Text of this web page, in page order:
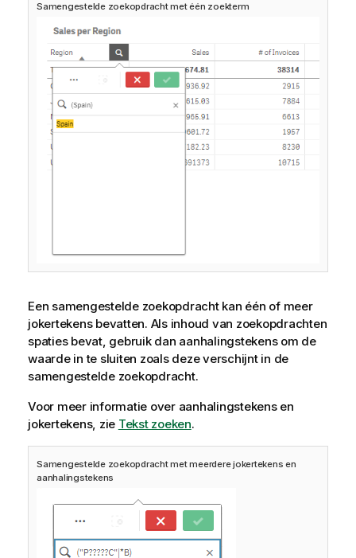
Samengestelde zoekopdracht met één zoekterm
Een samengestelde zoekopdracht kan één of meer
jokertekens bevatten. Als inhoud van zoekopdrachten
spaties bevat, gebruik dan aanhalingstekens om de
waarde in te sluiten zoals deze verschijnt in de
samengestelde zoekopdracht.
Voor meer informatie over aanhalingstekens en
jokertekens, zie Tekst zoeken.
Samengestelde zoekopdracht met meerdere jokertekens en
aanhalingstekens